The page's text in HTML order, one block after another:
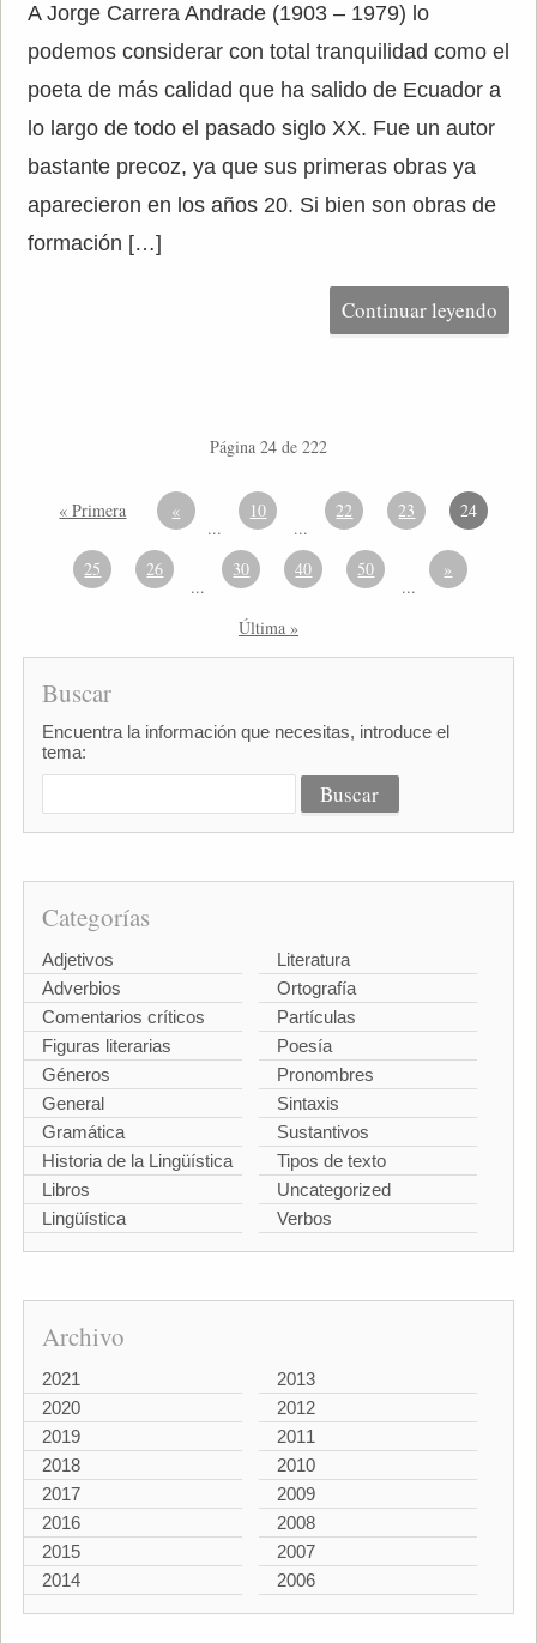
A Jorge Carrera Andrade (1903 – 1979) lo
podemos considerar con total tranquilidad como el
poeta de más calidad que ha salido de Ecuador a
lo largo de todo el pasado siglo XX. Fue un autor
bastante precoz, ya que sus primeras obras ya
aparecieron en los años 20. Si bien son obras de
formación […]
Continuar leyendo
Página 24 de 222
« Primera «
...
10
...
22 23 24
25 26
...
30 40 50
...
»
Última »
Buscar
Encuentra la información que necesitas, introduce el
tema:
Categorías
Adjetivos
Adverbios
Comentarios críticos
Figuras literarias
Géneros
General
Gramática
Historia de la Lingüística
Libros
Lingüística
Literatura
Ortografía
Partículas
Poesía
Pronombres
Sintaxis
Sustantivos
Tipos de texto
Uncategorized
Verbos
Archivo
2021
2020
2019
2018
2017
2016
2015
2014
2013
2012
2011
2010
2009
2008
2007
2006